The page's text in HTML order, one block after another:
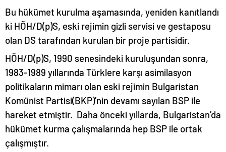
Bu hükümet kurulma aşamasında, yeniden kanıtlandı
ki HÖH/D(p)S, eski rejimin gizli servisi ve gestaposu
olan DS tarafından kurulan bir proje partisidir.
HÖH/D(p)S, 1990 senesindeki kuruluşundan sonra,
1983-1989 yıllarında Türklere karşı asimilasyon
politikaların mimarı olan eski rejimin Bulgaristan
Komünist Partisi(BKP)’nin devamı sayılan BSP ile
hareket etmiştir. Daha önceki yıllarda, Bulgaristan’da
hükümet kurma çalışmalarında hep BSP ile ortak
çalışmıştır.